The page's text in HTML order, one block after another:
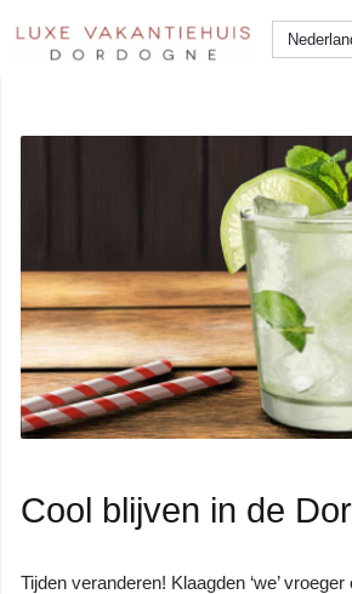
naar
Cool blijven in de
Tijden veranderen! Klaagden ‘we’